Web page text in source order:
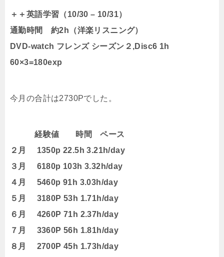
＋＋英語学習（10/30 – 10/31）
通勤時間 約2h（洋楽リスニング）
DVD-watch フレンズ シーズン２,Disc6 1h
60×3=180exp
今月の合計は2730Pでした。
経験値 時間 ペース
２月 1350p 22.5h 3.21h/day
３月 6180p 103h 3.32h/day
４月 5460p 91h 3.03h/day
５月 3180P 53h 1.71h/day
６月 4260P 71h 2.37h/day
７月 3360P 56h 1.81h/day
８月 2700P 45h 1.73h/day